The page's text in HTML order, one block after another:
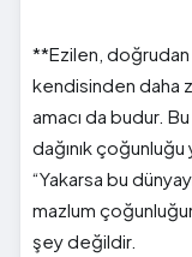
**Ezilen,
kendisinden daha
amacı da budur.
dağınık
“Yakarsa bu
mazlum
şey değildir.